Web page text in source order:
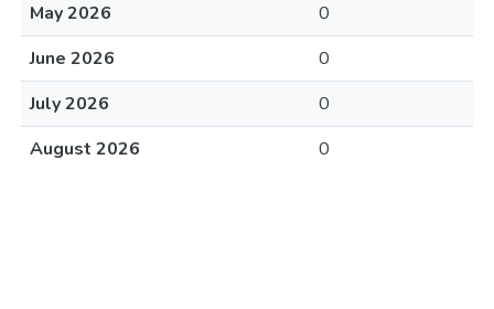
May 2026
0
June 2026
0
July 2026
0
August 2026
0